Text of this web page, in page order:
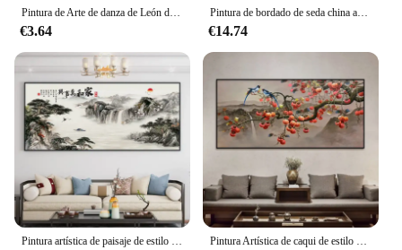
Pintura de Arte de danza de León de estilo chino, póster Mural de sala de estar, decoración de pared para el hogar, decoración perfecta para Interio inspirado en Asia
€3.64
Pintura de bordado de seda china antigua Thangka Mural "figura de dama" pintura
€14.74
Pintura artística de paisaje de estilo chino, póster Mural de sala de estar, decoración de pared, pintura para el hogar Pintura Artística de caqui de estilo chino, póster Mural de sala de estar, decoración de pared, decoración del hogar